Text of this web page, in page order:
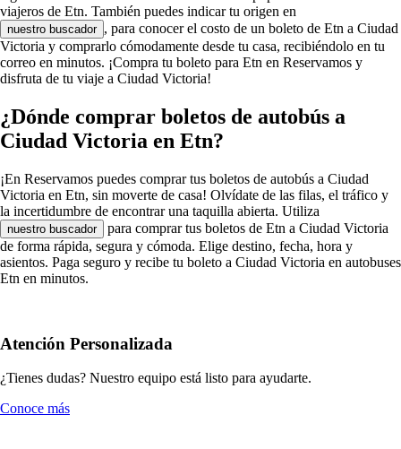
viajeros de Etn. También puedes indicar tu origen en
nuestro buscador , para conocer el costo de un boleto de Etn a Ciudad
Victoria y comprarlo cómodamente desde tu casa, recibiéndolo en tu
correo en minutos. ¡Compra tu boleto para Etn en Reservamos y
disfruta de tu viaje a Ciudad Victoria!
¿Dónde comprar boletos de autobús a
Ciudad Victoria en Etn?
¡En Reservamos puedes comprar tus boletos de autobús a Ciudad
Victoria en Etn, sin moverte de casa! Olvídate de las filas, el tráfico y
la incertidumbre de encontrar una taquilla abierta. Utiliza
nuestro buscador
para comprar tus boletos de Etn a Ciudad Victoria
de forma rápida, segura y cómoda. Elige destino, fecha, hora y
asientos. Paga seguro y recibe tu boleto a Ciudad Victoria en autobuses
Etn en minutos.
Atención Personalizada
¿Tienes dudas? Nuestro equipo está listo para ayudarte.
Conoce más